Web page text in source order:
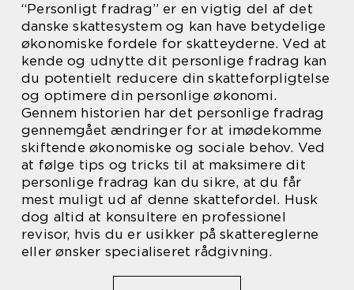
“Personligt fradrag” er en vigtig del af det
danske skattesystem og kan have betydelige
økonomiske fordele for skatteyderne. Ved at
kende og udnytte dit personlige fradrag kan
du potentielt reducere din skatteforpligtelse
og optimere din personlige økonomi.
Gennem historien har det personlige fradrag
gennemgået ændringer for at imødekomme
skiftende økonomiske og sociale behov. Ved
at følge tips og tricks til at maksimere dit
personlige fradrag kan du sikre, at du får
mest muligt ud af denne skattefordel. Husk
dog altid at konsultere en professionel
revisor, hvis du er usikker på skattereglerne
eller ønsker specialiseret rådgivning.